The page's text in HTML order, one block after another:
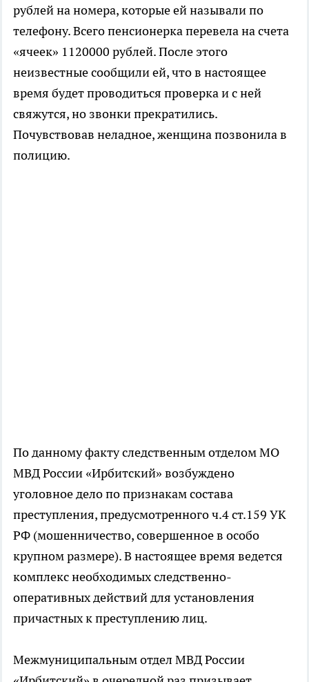
рублей на номера, которые ей называли по
телефону. Всего пенсионерка перевела на счета
«ячеек» 1120000 рублей. После этого
неизвестные сообщили ей, что в настоящее
время будет проводиться проверка и с ней
свяжутся, но звонки прекратились.
Почувствовав неладное, женщина позвонила в
полицию.
По данному факту следственным отделом МО
МВД России «Ирбитский» возбуждено
уголовное дело по признакам состава
преступления, предусмотренного ч.4 ст.159 УК
РФ (мошенничество, совершенное в особо
крупном размере). В настоящее время ведется
комплекс необходимых следственно-
оперативных действий для установления
причастных к преступлению лиц.
Межмуниципальным отдел МВД России